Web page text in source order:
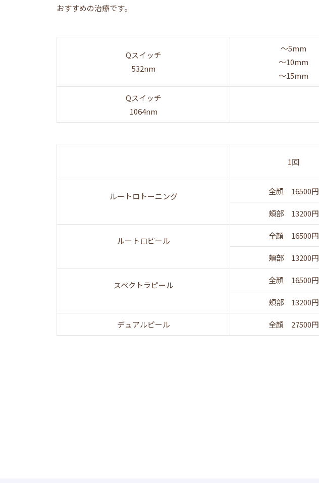
おすすめの治療です。
Qスイッチ
532nm
〜5mm
〜10mm
〜15mm
Qスイッチ
1064nm
1回
ルートロトーニング 全顔 16500円
頬部 13200円
ルートロピール 全顔 16500円
頬部 13200円
スペクトラピール 全顔 16500円
頬部 13200円
デュアルピール 全顔 27500円